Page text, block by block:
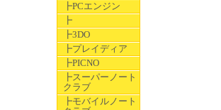
┣PCエンジン
┣
┣3DO
┣プレイディア
┣PICNO
┣スーパーノート
クラブ
┣モバイルノート